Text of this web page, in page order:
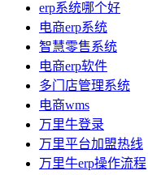
erp系统哪个好
电商erp系统
智慧零售系统
电商erp软件
多门店管理系统
电商wms
万里牛登录
万里平台加盟热线
万里牛erp操作流程